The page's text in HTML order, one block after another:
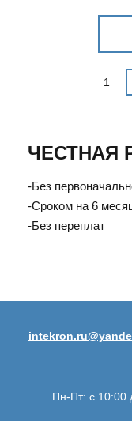
1
ЧЕСТНАЯ
-Без
-Сроком на 6
-Без переплат
Пн-Пт: с 10:00